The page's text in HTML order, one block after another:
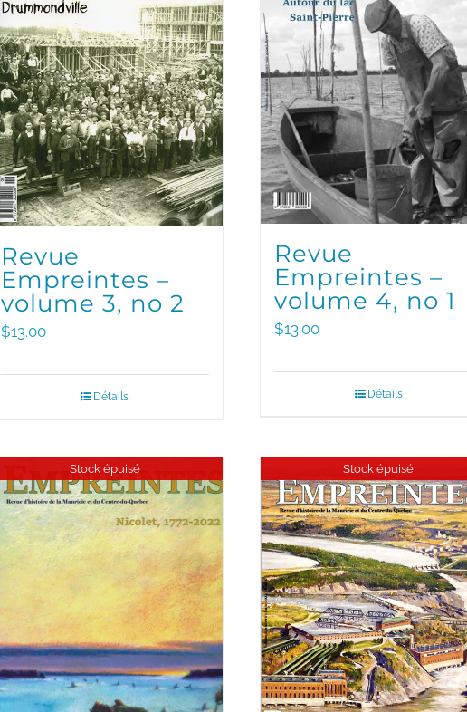
Revue
Empreintes –
volume 3, no 2
$13.00
Détails
Revue
Empreintes –
volume 4, no 1
$13.00
Détails
Stock épuisé Stock épuisé